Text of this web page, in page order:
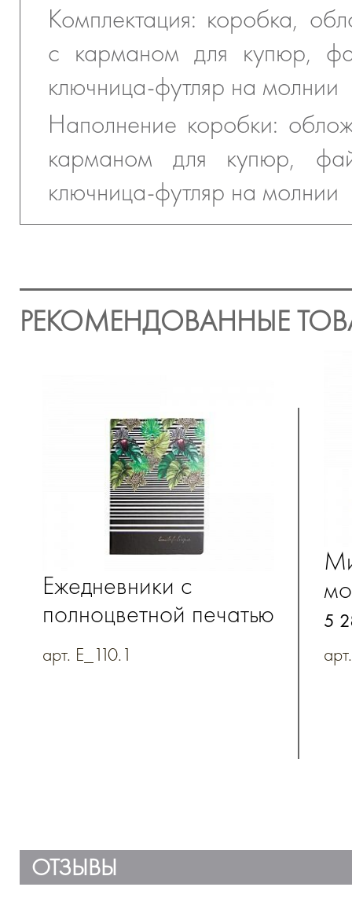
Комплектация: коробка,
с карманом для купюр,
ключница-футляр на молнии
Наполнение коробки:
карманом для купюр,
ключница-футляр на молнии
РЕКОМЕНДОВАННЫЕ
Ежедневники с
полноцветной печатью
по бумаге из
коллекции
арт. E_110.1
5
ОТЗЫВЫ